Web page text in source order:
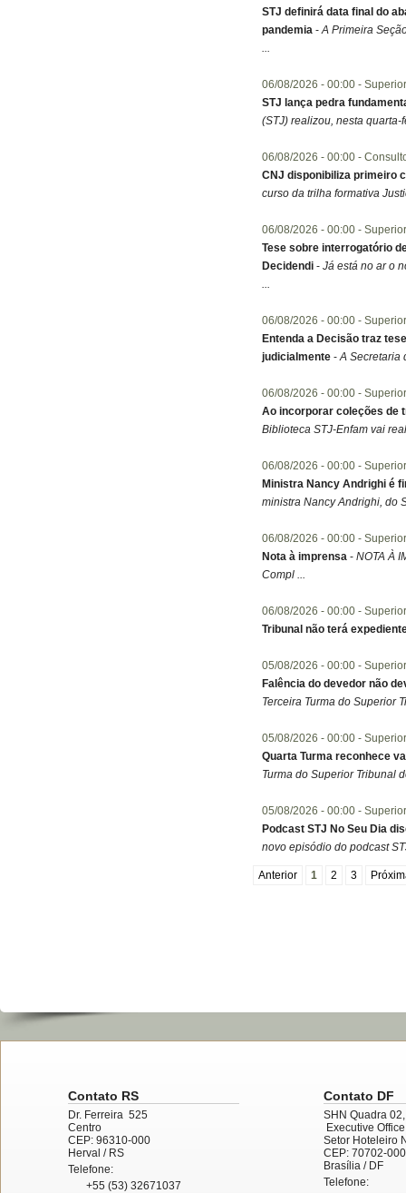
STJ definirá data final do
pandemia -​A Primeira
...
06/08/2026 - 00:00 -
STJ lança pedra
(STJ) realizou, nesta
06/08/2026 - 00:00 -
CNJ disponibiliza primeiro
curso da trilha formativa
06/08/2026 - 00:00 -
Tese sobre interrogatório
Decidendi - ​Já está no ar o
...
06/08/2026 - 00:00 -
Entenda a Decisão traz
judicialmente -A Secretaria
06/08/2026 - 00:00 -
Ao incorporar coleções de
Biblioteca STJ-Enfam vai
06/08/2026 - 00:00 -
Ministra Nancy Andrighi é
ministra Nancy Andrighi, do
06/08/2026 - 00:00 -
Nota à imprensa - NOTA À
Compl ...
06/08/2026 - 00:00 -
Tribunal não terá
05/08/2026 - 00:00 -
Falência do devedor não
Terceira Turma do Superior
05/08/2026 - 00:00 -
Quarta Turma reconhece
Turma do Superior Tribunal
05/08/2026 - 00:00 -
Podcast STJ No Seu Dia
novo episódio do podcast
Anterior 1 2 3
Contato RS
Dr. Ferreira 525
Centro
CEP: 96310-000
Herval / RS
Telefone:
+55 (53) 32671037
Contato DF
SHN Quadra
Executive
Setor Hoteleiro
CEP: 70702-000
Brasília / DF
Telefone: